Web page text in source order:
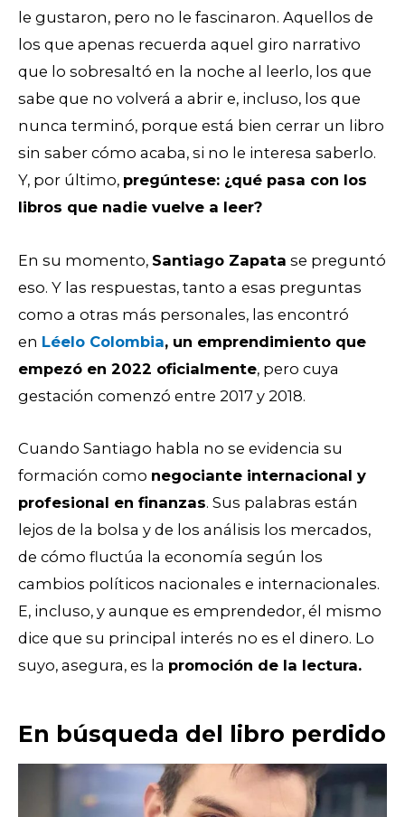
le gustaron, pero no le fascinaron. Aquellos de
los que apenas recuerda aquel giro narrativo
que lo sobresaltó en la noche al leerlo, los que
sabe que no volverá a abrir e, incluso, los que
nunca terminó, porque está bien cerrar un libro
sin saber cómo acaba, si no le interesa saberlo.
Y, por último, pregúntese: ¿qué pasa con los
libros que nadie vuelve a leer?
En su momento, Santiago Zapata se preguntó
eso. Y las respuestas, tanto a esas preguntas
como a otras más personales, las encontró
en Léelo Colombia, un emprendimiento que
empezó en 2022 oficialmente, pero cuya
gestación comenzó entre 2017 y 2018.
Cuando Santiago habla no se evidencia su
formación como negociante internacional y
profesional en finanzas. Sus palabras están
lejos de la bolsa y de los análisis los mercados,
de cómo fluctúa la economía según los
cambios políticos nacionales e internacionales.
E, incluso, y aunque es emprendedor, él mismo
dice que su principal interés no es el dinero. Lo
suyo, asegura, es la promoción de la lectura.
En búsqueda del libro perdido